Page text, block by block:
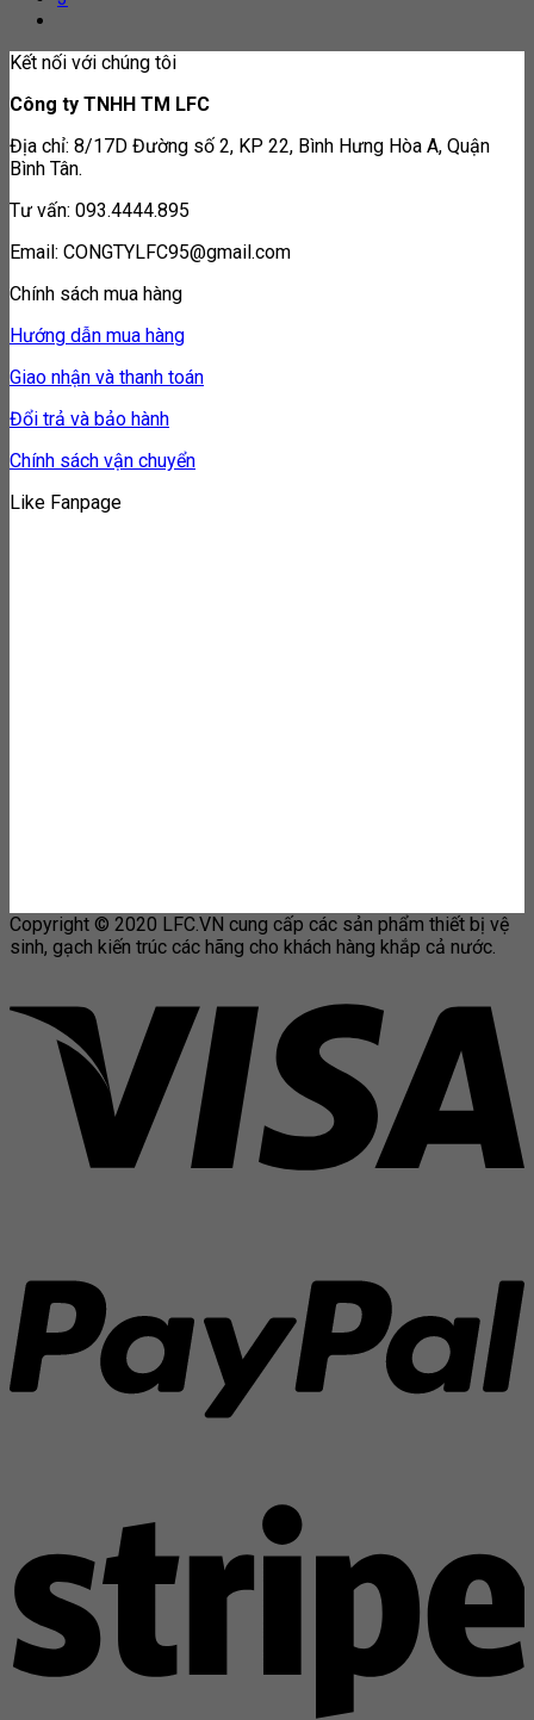
Kết nối với chúng tôi
Công ty TNHH TM LFC
Địa chỉ: 8/17D Đường số 2, KP 22, Bình Hưng Hòa A, Quận
Bình Tân.
Tư vấn: 093.4444.895
Email: CONGTYLFC95@gmail.com
Chính sách mua hàng
Hướng dẫn mua hàng
Giao nhận và thanh toán
Đổi trả và bảo hành
Chính sách vận chuyển
Like Fanpage
Copyright © 2020 LFC.VN cung cấp các sản phẩm thiết bị vệ
sinh, gạch kiến trúc các hãng cho khách hàng khắp cả nước.